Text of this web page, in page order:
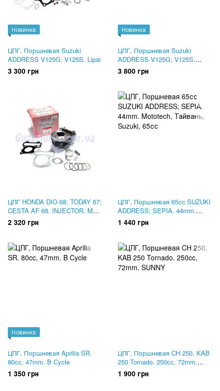
Новинка
ЦПГ, Поршневая Suzuki
ADDRESS V125G; V125S. Lipai
3 300 грн
Новинка
ЦПГ, Поршневая Suzuki
ADDRESS V125G; V125S.
TEFLON
3 800 грн
ЦПГ HONDA DIO 68; TODAY 67;
CESTA AF 68. INJECTOR. MSU
Тайвань
2 320 грн
ЦПГ, Поршневая 65сс SUZUKI
ADDRESS; SEPIA. 44mm.
Mototech, Тайвань
1 440 грн
Новинка
ЦПГ, Поршневая Aprilia SR.
80cc, 47mm. B Cycle
1 350 грн
ЦПГ, Поршневая CH 250, KAB
250 Tornado. 250cc, 72mm.
SUNNY
1 900 грн